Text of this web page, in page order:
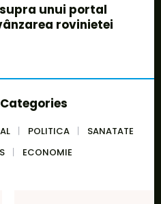
unui portal
rovinietei
POLITICA
SANATATE
ECONOMIE